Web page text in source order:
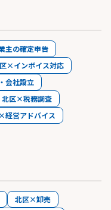
主の確定申告
×インボイス対応
会社設立
北区×税務調査
経営アドバイス
北区×卸売